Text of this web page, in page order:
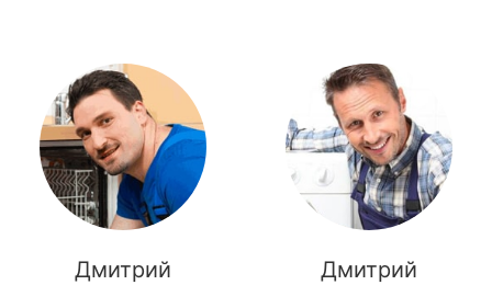
Дмитрий
Дмитрий